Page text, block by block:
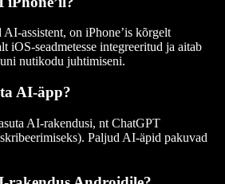
AI-assistent, on iPhone’is kõrgelt
iOS-seadmetesse integreeritud ja aitab
nutikodu juhtimiseni.
AI-äpp?
AI-rakendusi, nt ChatGPT
Paljud AI-äpid pakuvad